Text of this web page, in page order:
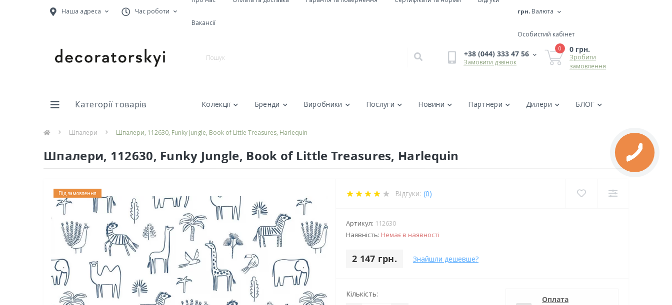
Наша адреса Час роботи
Вакансії
грн. Валюта
Особистий кабінет
+38 (044) 333 47 56
Замовити дзвінок
0 0 грн.
Зробити
замовлення
Категорії товарів Колекції Бренди Виробники Послуги Новини Партнери Дилери БЛОГ
Шпалери Шпалери, 112630, Funky Jungle, Book of Little Treasures, Harlequin
Шпалери, 112630, Funky Jungle, Book of Little Treasures, Harlequin
Під замовлення Відгуки: (0)
Артикул: 112630
Наявність: Немає в наявності
2 147 грн. Знайшли дешевше?
Кількість:
Оплата